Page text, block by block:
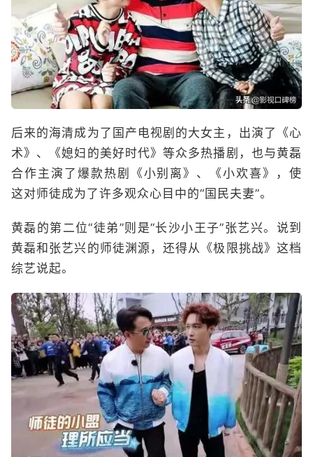
后来的海清成为了国产电视剧的大女主，出演了《心
术》、《媳妇的美好时代》等众多热播剧，也与黄磊
合作主演了爆款热剧《小别离》、《小欢喜》，使
这对师徒成为了许多观众心目中的“国民夫妻”。
黄磊的第二位“徒弟”则是“长沙小王子”张艺兴。说到
黄磊和张艺兴的师徒渊源，还得从《极限挑战》这档
综艺说起。